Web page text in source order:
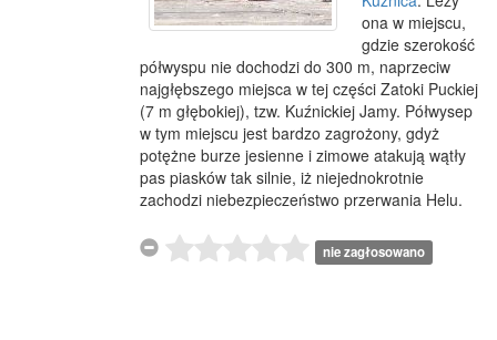
ona w miejscu,
gdzie szerokość
półwyspu nie dochodzi do 300 m, naprzeciw
najgłębszego miejsca w tej części Zatoki Puckiej
(7 m głębokiej), tzw. Kuźnickiej Jamy. Półwysep
w tym miejscu jest bardzo zagrożony, gdyż
potężne burze jesienne i zimowe atakują wątły
pas piasków tak silnie, iż niejednokrotnie
zachodzi niebezpieczeństwo przerwania Helu.
nie zagłosowano